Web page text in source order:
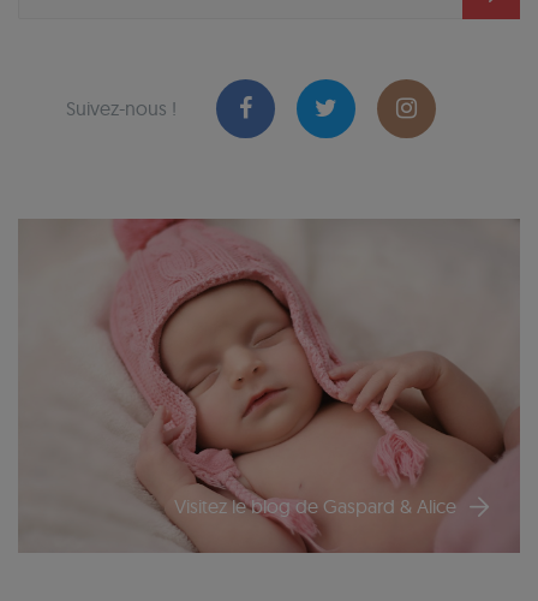
Suivez-nous !
Visitez le blog de Gaspard & Alice